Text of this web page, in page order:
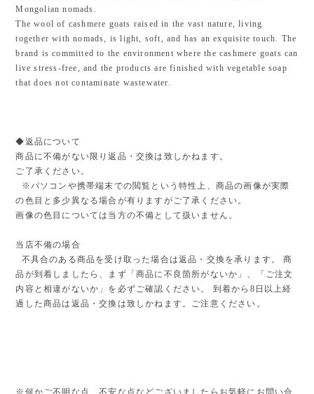
Mongolian nomads.
The wool of cashmere goats raised in the vast nature, living
together with nomads, is light, soft, and has an exquisite touch. The
brand is committed to the environment where the cashmere goats can
live stress-free, and the products are finished with vegetable soap
that does not contaminate wastewater.
◆返品について
商品に不備がない限り返品・交換は致しかねます。
ご了承ください。
※パソコンや携帯端末での閲覧という特性上、商品の画像が実際
の色目と多少異なる場合が有りますがご了承ください。
画像の色目については当方の不備として扱いません。
当店不備の場合
不具合のある商品を受け取った場合は返品・交換を承ります。 商
品が到着しましたら、まず「商品に不良箇所がないか」、「ご注文
内容と相違がないか」を必ずご確認ください。 到着から8日以上経
過した商品は返品・交換は致しかねます。ご注意ください。
※何かご不明な点、不安な点などございましたらお気軽にお問い合